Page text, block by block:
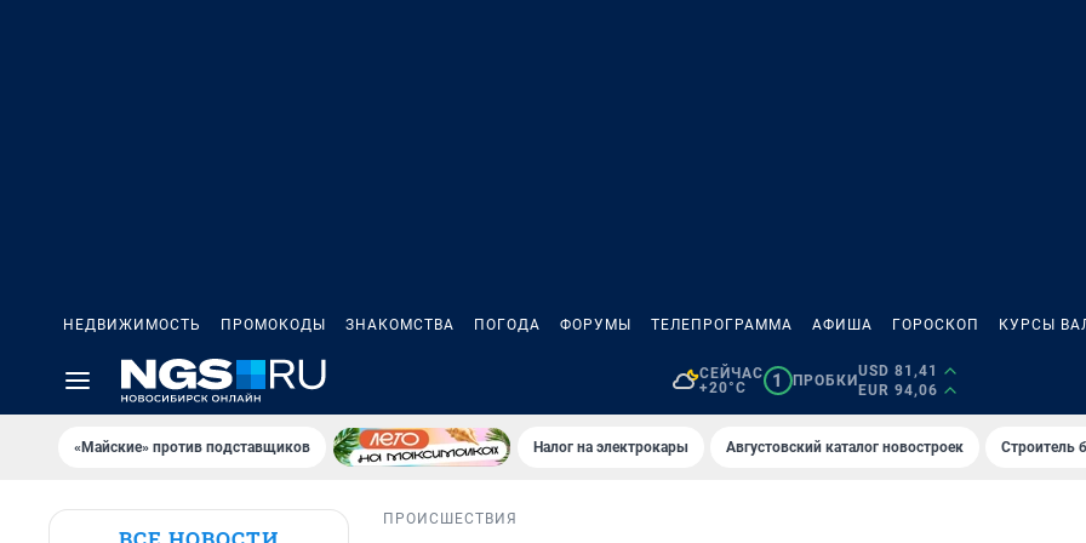
НЕДВИЖИМОСТЬ ПРОМОКОДЫ ЗНАКОМСТВА ПОГОДА ФОРУМЫ ТЕЛЕПРОГРАММА АФИША ГОРОСКОП КУРСЫ
СЕЙЧАС
+20°C
1 ПРОБКИ
USD 81,41
EUR 94,06
«Майские» против подставщиков Налог на электрокары Августовский каталог новостроек Строитель
ПРОИСШЕСТВИЯ